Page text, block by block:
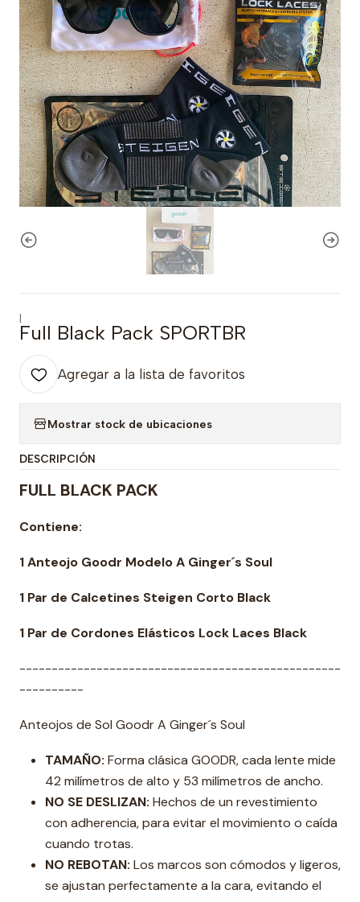
|
Full Black Pack SPORTBR
Agregar a la lista de favoritos
Mostrar stock de ubicaciones
DESCRIPCIÓN
FULL BLACK PACK
Contiene:
1 Anteojo Goodr Modelo A Ginger´s Soul
1 Par de Calcetines Steigen Corto Black
1 Par de Cordones Elásticos Lock Laces Black
--------------------------------------------------
----------
Anteojos de Sol Goodr A Ginger´s Soul
TAMAÑO: Forma clásica GOODR, cada lente mide
42 milímetros de alto y 53 milímetros de ancho.
NO SE DESLIZAN: Hechos de un revestimiento
con adherencia, para evitar el movimiento o caída
cuando trotas.
NO REBOTAN: Los marcos son cómodos y ligeros,
se ajustan perfectamente a la cara, evitando el